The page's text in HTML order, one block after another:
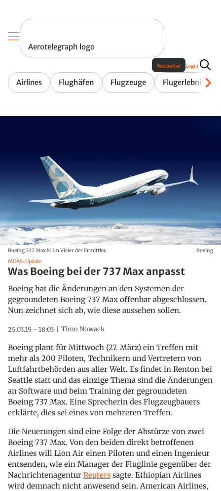
Aerotelegraph logo
Airlines Flughäfen Flugzeuge Flugerlebnis
Werbefrei Login
Boeing 737 Max 8: Im Visier der Ermittler.
Boeing
MCAS-Update
Was Boeing bei der 737 Max anpasst
Boeing hat die Änderungen an den Systemen der
gegroundeten Boeing 737 Max offenbar abgeschlossen.
Nun zeichnet sich ab, wie diese aussehen sollen.
25.03.19 - 18:03 Timo Nowack
Boeing plant für Mittwoch (27. März) ein Treffen mit
mehr als 200 Piloten, Technikern und Vertretern von
Luftfahrtbehörden aus aller Welt. Es findet in Renton bei
Seattle statt und das einzige Thema sind die Änderungen
an Software und beim Training der gegroundeten
Boeing 737 Max. Eine Sprecherin des Flugzeugbauers
erklärte, dies sei eines von mehreren Treffen.
Die Neuerungen sind eine Folge der Abstürze von zwei
Boeing 737 Max. Von den beiden direkt betroffenen
Airlines will Lion Air einen Piloten und einen Ingenieur
entsenden, wie ein Manager der Fluglinie gegenüber der
Nachrichtenagentur Reuters sagte. Ethiopian Airlines
wird demnach nicht anwesend sein. American Airlines,